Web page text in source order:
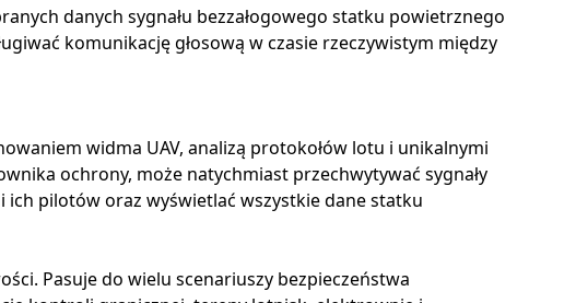
danych sygnału bezzałogowego statku powietrznego
komunikację głosową w czasie rzeczywistym między
widma UAV, analizą protokołów lotu i unikalnymi
ochrony, może natychmiast przechwytywać sygnały
ich pilotów oraz wyświetlać wszystkie dane statku
Pasuje do wielu scenariuszy bezpieczeństwa